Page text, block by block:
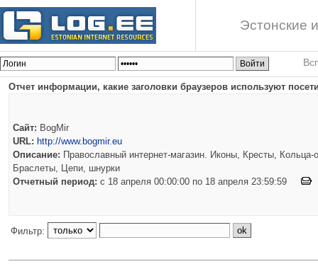
Эстонские
Отчет информации, какие заголовки браузеров используют
Сайт: BogMir
URL: http://www.bogmir.eu
Описание: Православный интернет-магазин. Иконы, Кресты, Кольца-
Браслеты, Цепи, шнурки
Отчетный период: c 18 апреля 00:00:00 по 18 апреля 23:59:59
Фильтр: